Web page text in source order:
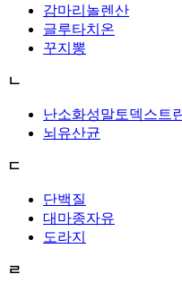
감마리놀렌산
글루타치온
꾸지뽕
ㄴ
난소화성말토덱스트
뇌유산균
ㄷ
단백질
대마종자유
도라지
ㄹ